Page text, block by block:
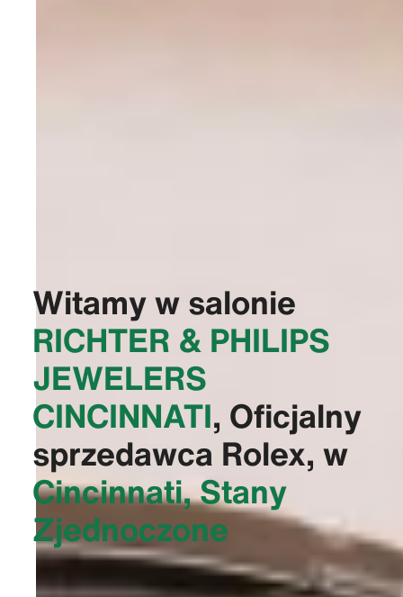
Witamy w salonie
‭RICHTER & PHILIPS
JEWELERS
CINCINNATI‬, Oficjalny
sprzedawca Rolex, w
Cincinnati, Stany
Zjednoczone